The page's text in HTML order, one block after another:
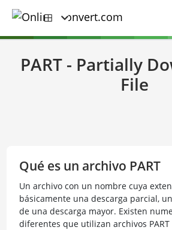
PART - Partially
File
Qué es un archivo PART
Un archivo con un nombre cuya
básicamente una descarga parcial,
de una descarga mayor. Existen
diferentes que utilizan archivos